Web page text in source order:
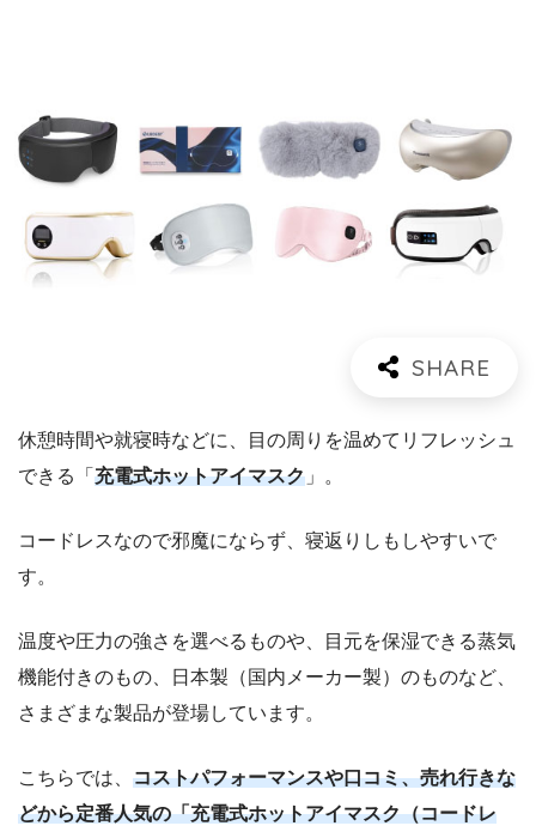
休憩時間や就寝時などに、目の周りを温めてリフレッシュ
できる「 充電式ホットアイマスク 」。
コードレスなので邪魔にならず、寝返りしもしやすいで
す。
温度や圧力の強さを選べるものや、目元を保湿できる蒸気
機能付きのもの、日本製（国内メーカー製）のものなど、
さまざまな製品が登場しています。
こちらでは、 コストパフォーマンスや口コミ、売れ行きな
どから定番人気の「充電式ホットアイマスク（コードレ